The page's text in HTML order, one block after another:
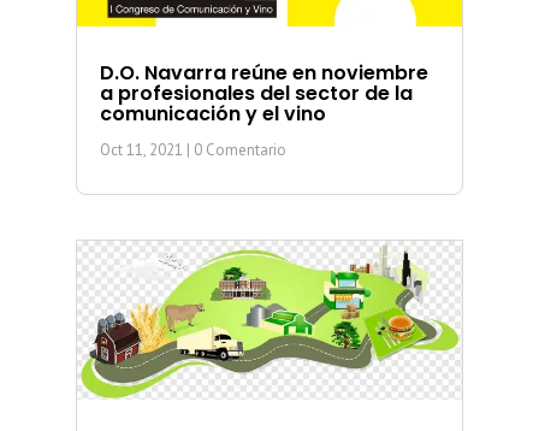
D.O. Navarra reúne en noviembre
a profesionales del sector de la
comunicación y el vino
Oct 11, 2021 | 0 Comentario